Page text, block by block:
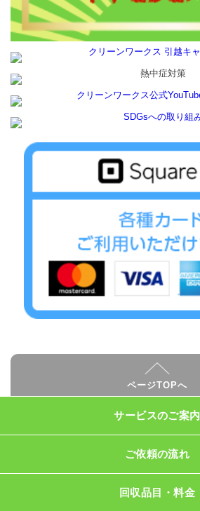
ページTOPへ
サービスのご案内
ご依頼の流れ
回収品目・料金